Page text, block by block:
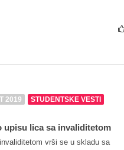
2019
STUDENTSKE VESTI
upisu lica sa invaliditetom
vrši se u skladu sa